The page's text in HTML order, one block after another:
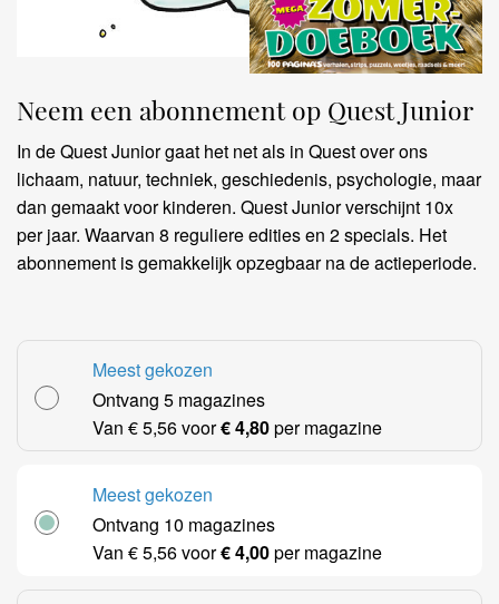
Neem een abonnement op Quest Junior
In de Quest Junior gaat het net als in Quest over ons
lichaam, natuur, techniek, geschiedenis, psychologie, maar
dan gemaakt voor kinderen. Quest Junior verschijnt 10x
per jaar. Waarvan 8 reguliere edities en 2 specials. Het
abonnement is gemakkelijk opzegbaar na de actieperiode.
27,79
23,99
Meest gekozen
Ontvang 5 magazines
Van € 5,56 voor€ 4,80per magazine
55,58
39,99
Meest gekozen
Ontvang 10 magazines
Van € 5,56 voor€ 4,00per magazine